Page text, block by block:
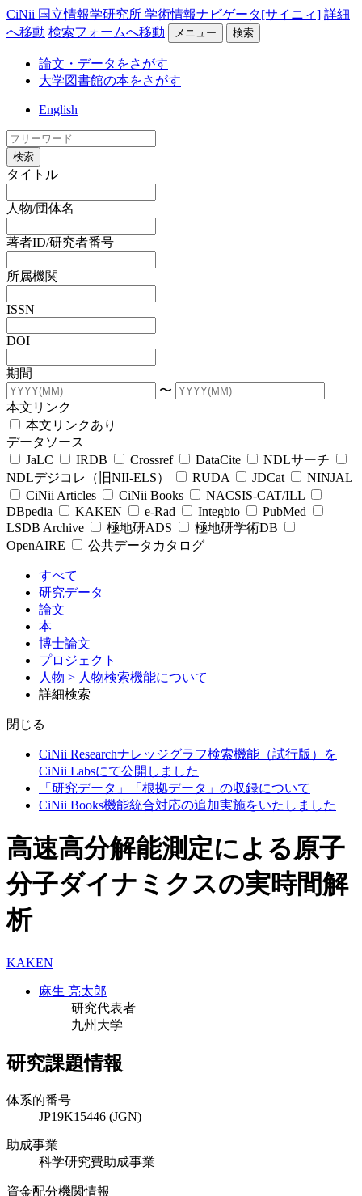
CiNii 国立情報学研究所 学術情報ナビゲータ[サイニィ] 詳細
へ移動 検索フォームへ移動 メニュー 検索
論文・データをさがす
大学図書館の本をさがす
English
検索
タイトル
人物/団体名
著者ID/研究者番号
所属機関
ISSN
DOI
期間
〜
本文リンク
本文リンクあり
データソース
JaLC
IRDB Crossref DataCite
NDLサーチ
NDLデジコレ（旧NII-ELS）
RUDA JDCat
NINJAL
CiNii Articles
CiNii Books
NACSIS-CAT/ILL
DBpedia
KAKEN e-Rad Integbio
PubMed
LSDB Archive
極地研ADS
極地研学術DB
OpenAIRE
公共データカタログ
すべて
研究データ
論文
本
博士論文
プロジェクト
人物 > 人物検索機能について
詳細検索
閉じる
CiNii Researchナレッジグラフ検索機能（試行版）を
CiNii Labsにて公開しました
「研究データ」「根拠データ」の収録について
CiNii Books機能統合対応の追加実施をいたしました
高速高分解能測定による原子
分子ダイナミクスの実時間解
析
KAKEN
麻生 亮太郎
研究代表者
九州大学
研究課題情報
体系的番号
JP19K15446 (JGN)
助成事業
科学研究費助成事業
資金配分機関情報